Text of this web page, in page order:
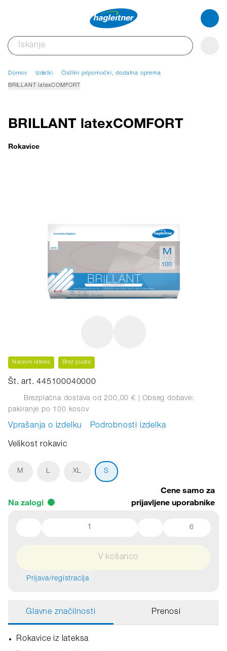
Domov Izdelki Čistilni pripomočki, dodatna oprema
BRILLANT latexCOMFORT
BRILLANT latexCOMFORT
Rokavice
Naravni lateks Brez pudra
Št. art. 445100040000
Brezplačna dostava od 200,00 € | Obseg dobave:
pakiranje po 100 kosov
Vprašanja o izdelku Podrobnosti izdelka
Velikost rokavic
M L XL S
Na zalogi
Cene samo za
prijavljene uporabnike
6
V košarico
Prijava/registracija
Glavne značilnosti Prenosi
Rokavice iz lateksa